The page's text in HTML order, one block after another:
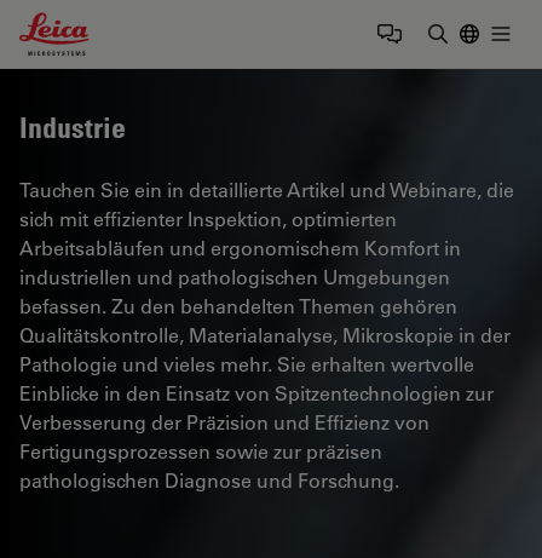
Leica Microsystems Logo
Industrie
Tauchen Sie ein in detaillierte Artikel und Webinare, die
sich mit effizienter Inspektion, optimierten
Arbeitsabläufen und ergonomischem Komfort in
industriellen und pathologischen Umgebungen
befassen. Zu den behandelten Themen gehören
Qualitätskontrolle, Materialanalyse, Mikroskopie in der
Pathologie und vieles mehr. Sie erhalten wertvolle
Einblicke in den Einsatz von Spitzentechnologien zur
Verbesserung der Präzision und Effizienz von
Fertigungsprozessen sowie zur präzisen
pathologischen Diagnose und Forschung.